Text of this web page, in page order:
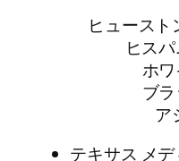
ヒュースト
ヒス
ホ
ブ
ア
テキサス メデ